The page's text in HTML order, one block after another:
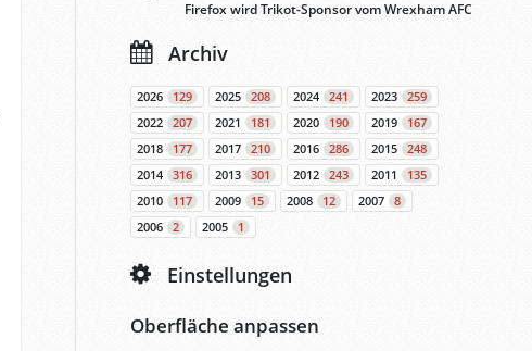
Firefox wird Trikot-Sponsor vom Wrexham AFC
Archiv
2026 129 2025 208 2024 241 2023
259
2022
207 2021 181 2020 190 2019
167
2018
177 2017 210 2016 286 2015
248
2014
316 2013 301 2012 243 2011
135
2010
117 2009 15 2008 12 2007
8
2006
2 2005 1
Einstellungen
Oberfläche anpassen